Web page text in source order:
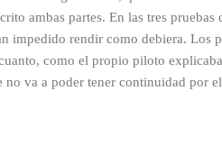
ambas partes. En las tres
rendir como debiera. Los
como el propio piloto
va a poder tener continuidad por